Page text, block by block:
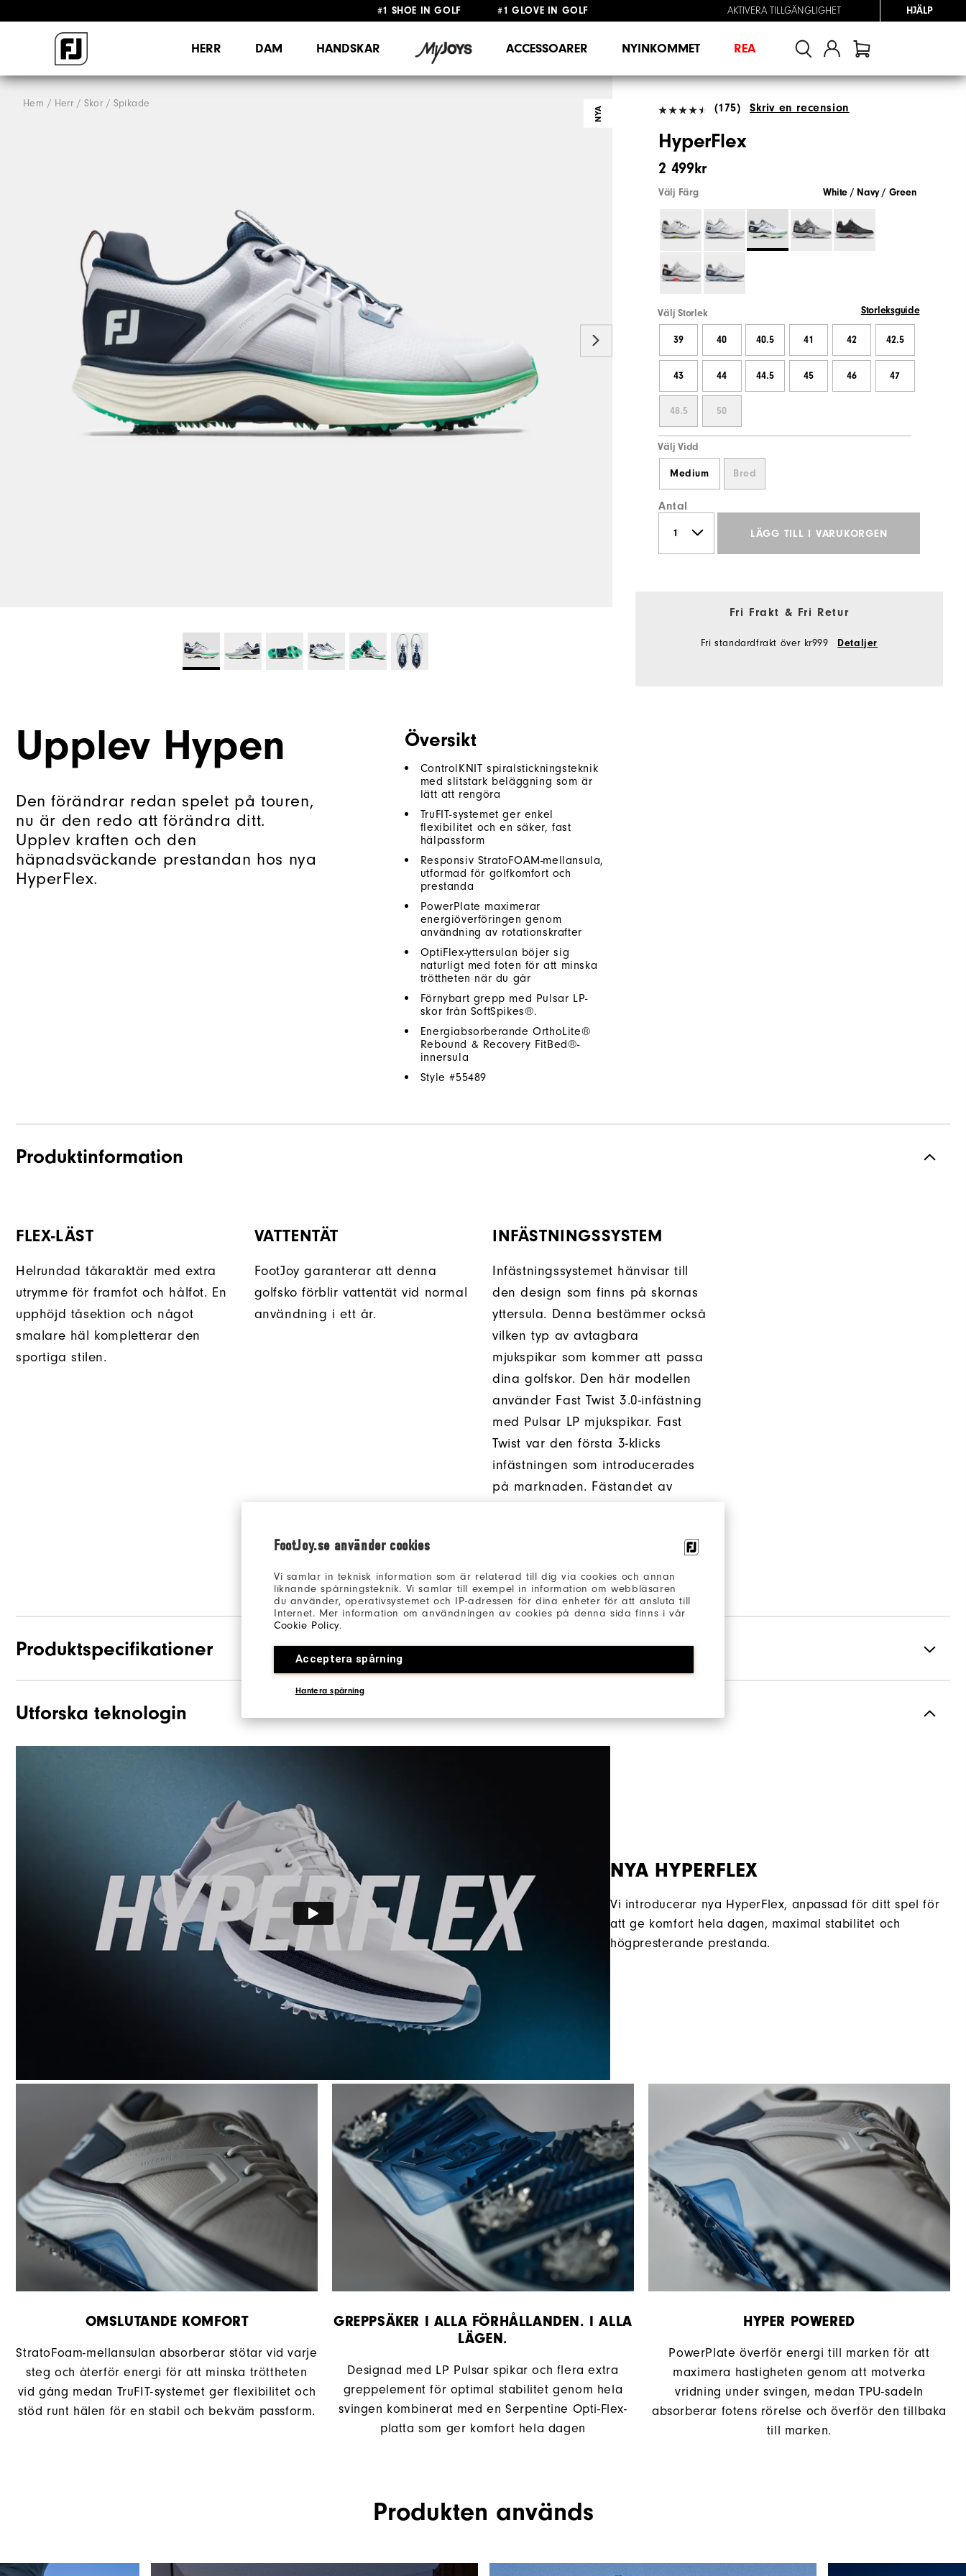
FootJoy.se använder cookies
Vi samlar in teknisk information som är relaterad till dig via cookies och annan
liknande spårningsteknik. Vi samlar till exempel in information om webbläsaren
du använder, operativsystemet och IP-adressen för dina enheter för att ansluta till
Internet. Mer information om användningen av cookies på denna sida finns i vår
Cookie Policy.
Acceptera spårning
Hantera spårning
FRI FRAKTPÅ ALLA BESTÄLLNINGAR ÖVER 999KR &FRI RETUR
AKTIVERA TILLGÄNGLIGHET HJÄLP
HERR DAM HANDSKAR ACCESSOARER NYINKOMMET REA
Hem Herr Skor Spikade
NYA (175) Skriv en recension
HyperFlex
2 499kr
Välj Färg White / Navy / Green
Välj Storlek Storleksguide
39 40 40.5 41 42 42.5
43 44 44.5 45 46 47
48.5 50
Välj Vidd
Medium Bred
Antal
LÄGG TILL I VARUKORGEN
Fri Frakt & Fri Retur
Fri standardfrakt över kr999 Detaljer
Upplev Hypen
Den förändrar redan spelet på touren,
nu är den redo att förändra ditt.
Upplev kraften och den
häpnadsväckande prestandan hos nya
HyperFlex.
Översikt
ControlKNIT spiralstickningsteknik
med slitstark beläggning som är
lätt att rengöra
TruFIT-systemet ger enkel
flexibilitet och en säker, fast
hälpassform
Responsiv StratoFOAM-mellansula,
utformad för golfkomfort och
prestanda
PowerPlate maximerar
energiöverföringen genom
användning av rotationskrafter
OptiFlex-yttersulan böjer sig
naturligt med foten för att minska
tröttheten när du går
Förnybart grepp med Pulsar LP-
skor från SoftSpikes®.
Energiabsorberande OrthoLite®
Rebound & Recovery FitBed®-
innersula
Style #55489
Produktinformation
FLEX-LÄST
Helrundad tåkaraktär med extra
utrymme för framfot och hålfot. En
upphöjd tåsektion och något
smalare häl kompletterar den
sportiga stilen.
VATTENTÄT
FootJoy garanterar att denna
golfsko förblir vattentät vid normal
användning i ett år.
INFÄSTNINGSSYSTEM
Infästningssystemet hänvisar till
den design som finns på skornas
yttersula. Denna bestämmer också
vilken typ av avtagbara
mjukspikar som kommer att passa
dina golfskor. Den här modellen
använder Fast Twist 3.0-infästning
med Pulsar LP mjukspikar. Fast
Twist var den första 3-klicks
infästningen som introducerades
på marknaden. Fästandet av
Produktspecifikationer
Grepp Spiked
Utforska teknologin
NYA HYPERFLEX
Vi introducerar nya HyperFlex, anpassad för ditt spel för
att ge komfort hela dagen, maximal stabilitet och
högpresterande prestanda.
OMSLUTANDE KOMFORT
StratoFoam-mellansulan absorberar stötar vid varje
steg och återför energi för att minska tröttheten
vid gång medan TruFIT-systemet ger flexibilitet och
stöd runt hälen för en stabil och bekväm passform.
GREPPSÄKER I ALLA FÖRHÅLLANDEN. I ALLA
LÄGEN.
Designad med LP Pulsar spikar och flera extra
greppelement för optimal stabilitet genom hela
svingen kombinerat med en Serpentine Opti-Flex-
platta som ger komfort hela dagen
HYPER POWERED
PowerPlate överför energi till marken för att
maximera hastigheten genom att motverka
vridning under svingen, medan TPU-sadeln
absorberar fotens rörelse och överför den tillbaka
till marken.
Produkten används